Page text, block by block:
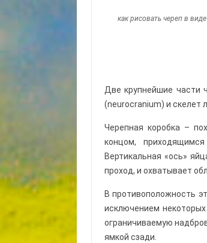
как рисовать череп в виде
Две крупнейшие части
(neurocranium) и скелет
Черепная коробка –
концом,
Вертикальная «ось»
проход, и охватывает
В противоположность
исключением
ограничиваемую
ямкой сзади.